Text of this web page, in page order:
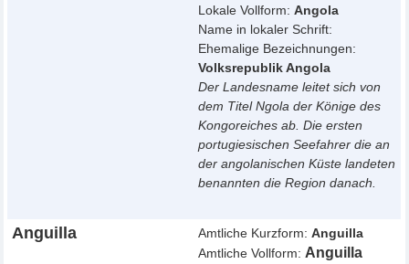
Lokale Vollform:Angola
Name in lokaler Schrift:
Ehemalige Bezeichnungen:
Volksrepublik Angola
Der Landesname leitet sich von
dem Titel Ngola der Könige des
Kongoreiches ab. Die ersten
portugiesischen Seefahrer die an
der angolanischen Küste landeten
benannten die Region danach.
Anguilla Amtliche Kurzform:Anguilla
Amtliche Vollform:Anguilla